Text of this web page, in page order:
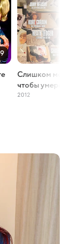
Слишком
чтобы умереть
2012